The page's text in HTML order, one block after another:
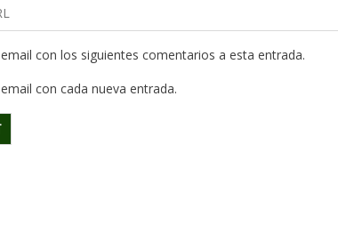
con los siguientes comentarios a esta entrada.
con cada nueva entrada.